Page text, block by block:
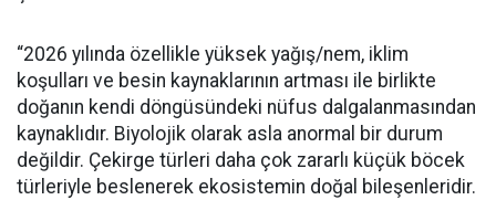
“2026 yılında özellikle yüksek yağış/nem, iklim
koşulları ve besin kaynaklarının artması ile birlikte
doğanın kendi döngüsündeki nüfus dalgalanmasından
kaynaklıdır. Biyolojik olarak asla anormal bir durum
değildir. Çekirge türleri daha çok zararlı küçük böcek
türleriyle beslenerek ekosistemin doğal bileşenleridir.